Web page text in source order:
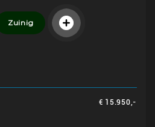
Zuinig
€ 15.950,-